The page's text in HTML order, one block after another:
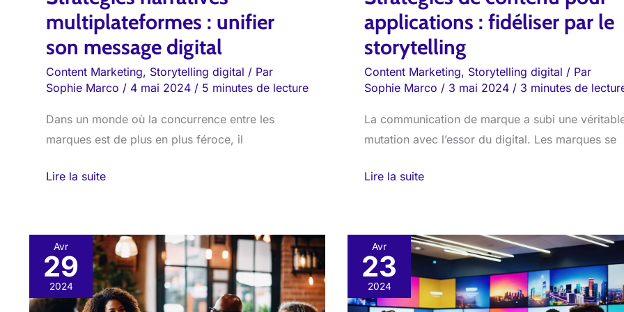
multiplateformes : unifier
son message digital
Content Marketing, Storytelling digital / Par
Sophie Marco / 4 mai 2024 / 5 minutes de lecture
Dans un monde où la concurrence entre les
marques est de plus en plus féroce, il
Lire la suite
applications : fidéliser par le
storytelling
Content Marketing, Storytelling digital / Par
Sophie Marco / 3 mai 2024 / 3 minutes de
La communication de marque a subi une
mutation avec l’essor du digital. Les marques se
Lire la suite
Avr
29
2024
Storytelling
d’affaires
:
Avr
23
2024
Storytelling
digital
: